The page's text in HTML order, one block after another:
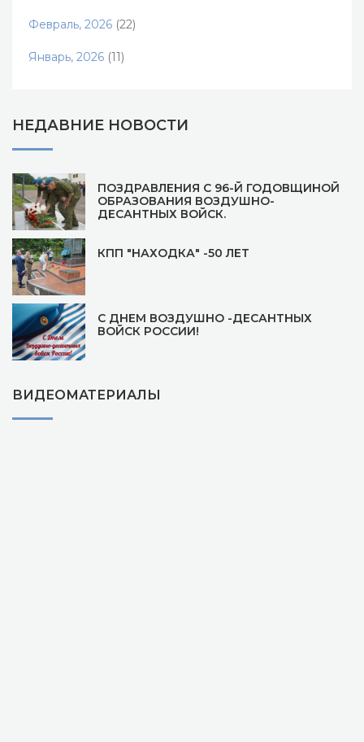
Февраль, 2026 (22)
Январь, 2026 (11)
НЕДАВНИЕ НОВОСТИ
ПОЗДРАВЛЕНИЯ С 96-Й ГОДОВЩИНОЙ
ОБРАЗОВАНИЯ ВОЗДУШНО-
ДЕСАНТНЫХ ВОЙСК.
КПП "НАХОДКА" -50 ЛЕТ
С ДНЕМ ВОЗДУШНО -ДЕСАНТНЫХ
ВОЙСК РОССИИ!
ВИДЕОМАТЕРИАЛЫ